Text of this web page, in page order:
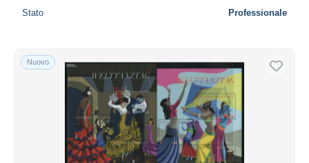
Stato Professionale
Nuovo